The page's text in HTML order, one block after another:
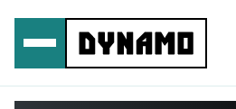
inhoud